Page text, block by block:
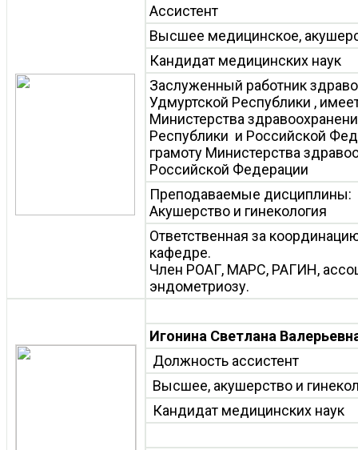
Ассистент
Высшее медицинское,
Кандидат медицинских наук
Заслуженный работник
Удмуртской Республики ,
Министерства
Республики и Российской
грамоту Министерства
Российской Федерации
Преподаваемые дисциплины:
Акушерство и гинекология
Ответственная за
кафедре.
Член РОАГ, МАРС, РАГИН,
эндометриозу.
Игонина Светлана
Должность ассистент
Высшее, акушерство и
Кандидат медицинских наук